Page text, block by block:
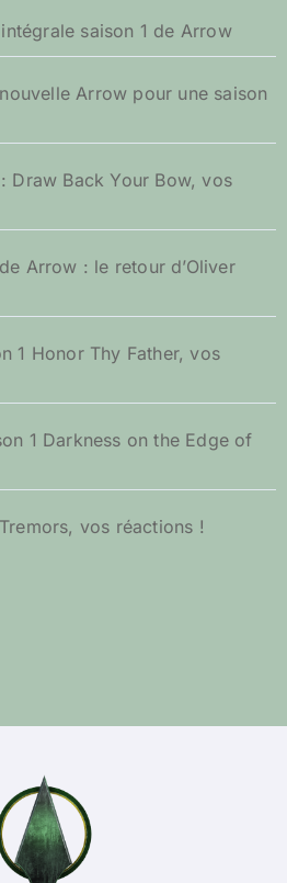
saison 1 de Arrow
Arrow pour une saison
Draw Back Your Bow, vos
Arrow : le retour d’Oliver
1 Honor Thy Father, vos
1 Darkness on the Edge of
vos réactions !